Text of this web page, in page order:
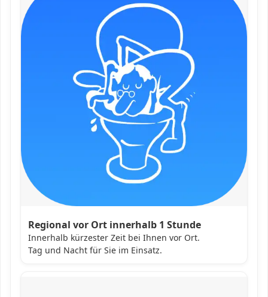
Regional vor Ort innerhalb 1 Stunde
Innerhalb kürzester Zeit bei Ihnen vor Ort.
Tag und Nacht für Sie im Einsatz.